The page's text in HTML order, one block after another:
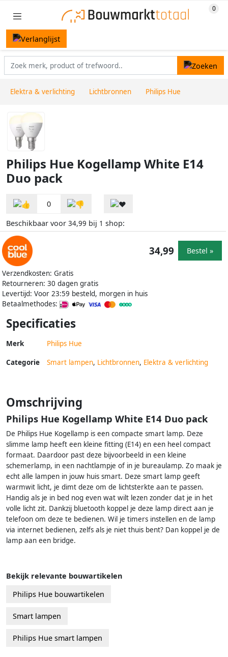
Elektra & verlichting Lichtbronnen Philips Hue
Philips Hue Kogellamp White E14
Duo pack
0
Beschikbaar voor 34,99 bij 1 shop:
Verzendkosten: Gratis
Retourneren: 30 dagen gratis
Levertijd: Voor 23:59 besteld, morgen in huis
Betaalmethodes:
34,99 Bestel »
Specificaties
Merk Philips Hue
Categorie Smart lampen, Lichtbronnen, Elektra & verlichting
Omschrijving
Philips Hue Kogellamp White E14 Duo pack
De Philips Hue Kogellamp is een compacte smart lamp. Deze
slimme lamp heeft een kleine fitting (E14) en een heel compact
formaat. Daardoor past deze bijvoorbeeld in een kleine
schemerlamp, in een nachtlampje of in je bureaulamp. Zo maak je
echt alle lampen in jouw huis smart. Deze smart lamp geeft
warmwit licht, je dimt deze om de lichtsterkte aan te passen.
Handig als je in bed nog even wat wilt lezen zonder dat je in het
volle licht zit. Dankzij bluetooth koppel je deze lamp direct aan je
telefoon om deze te bedienen. Wil je timers instellen en de lamp
via internet bedienen, zelfs als je niet thuis bent? Dan koppel je de
lamp aan een bridge.
Bekijk relevante bouwartikelen
Philips Hue bouwartikelen
Smart lampen
Philips Hue smart lampen